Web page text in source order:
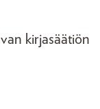
kirjasäätiön